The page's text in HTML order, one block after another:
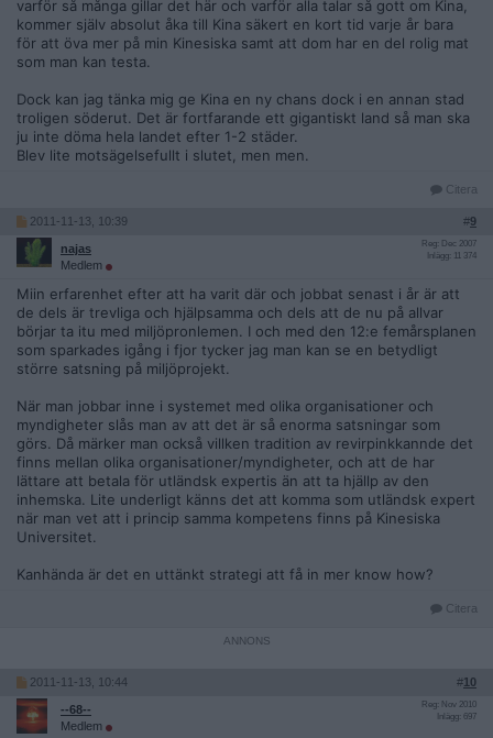
varför så många gillar det här och varför alla talar så gott om Kina,
kommer själv absolut åka till Kina säkert en kort tid varje år bara
för att öva mer på min Kinesiska samt att dom har en del rolig mat
som man kan testa.
Dock kan jag tänka mig ge Kina en ny chans dock i en annan stad
troligen söderut. Det är fortfarande ett gigantiskt land så man ska
ju inte döma hela landet efter 1-2 städer.
Blev lite motsägelsefullt i slutet, men men.
Citera
2011-11-13, 10:39 #9
najas
Medlem
Reg: Dec 2007
Inlägg: 11 374
Miin erfarenhet efter att ha varit där och jobbat senast i år är att
de dels är trevliga och hjälpsamma och dels att de nu på allvar
börjar ta itu med miljöpronlemen. I och med den 12:e femårsplanen
som sparkades igång i fjor tycker jag man kan se en betydligt
större satsning på miljöprojekt.
När man jobbar inne i systemet med olika organisationer och
myndigheter slås man av att det är så enorma satsningar som
görs. Då märker man också villken tradition av revirpinkkannde det
finns mellan olika organisationer/myndigheter, och att de har
lättare att betala för utländsk expertis än att ta hjällp av den
inhemska. Lite underligt känns det att komma som utländsk expert
när man vet att i princip samma kompetens finns på Kinesiska
Universitet.
Kanhända är det en uttänkt strategi att få in mer know how?
Citera
2011-11-13, 10:44 #10
--68--
Medlem
Reg: Nov 2010
Inlägg: 697